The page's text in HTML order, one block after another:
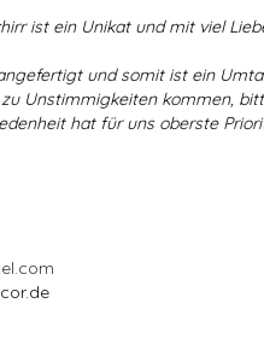
ist ein Unikat und mit viel
und somit ist ein
Unstimmigkeiten kommen,
hat für uns oberste